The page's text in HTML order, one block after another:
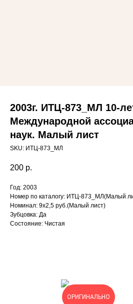
2003г. ИТЦ-873_МЛ 10-
Международной
наук. Малый лист
SKU: ИТЦ-873_МЛ
200 р.
Год: 2003
Номер по каталогу: ИТЦ-873_МЛ(Малый
Номинал: 9х2,5 руб.(Малый лист)
Зубцовка: Да
Состояние: Чистая
ОРИГИНАЛЬНО